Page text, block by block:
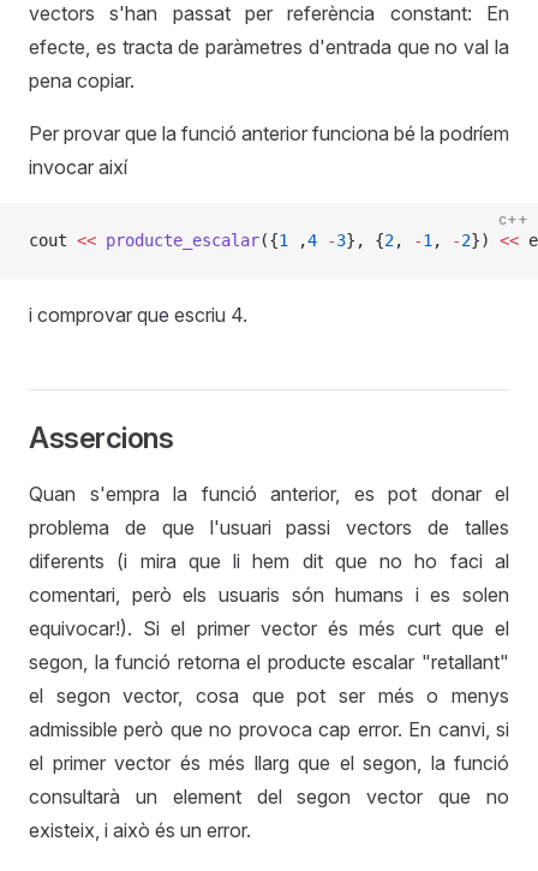
vectors s'han passat per referència constant: En
efecte, es tracta de paràmetres d'entrada que no val la
pena copiar.
Per provar que la funció anterior funciona bé la podríem
invocar així
c++
cout << producte_escalar({1 ,4 -3}, {2, -1 , -2}) <<
i comprovar que escriu 4.
Assercions
Quan s'empra la funció anterior, es pot donar el
problema de que l'usuari passi vectors de talles
diferents (i mira que li hem dit que no ho faci al
comentari, però els usuaris són humans i es solen
equivocar!). Si el primer vector és més curt que el
segon, la funció retorna el producte escalar "retallant"
el segon vector, cosa que pot ser més o menys
admissible però que no provoca cap error. En canvi, si
el primer vector és més llarg que el segon, la funció
consultarà un element del segon vector que no
existeix, i això és un error.